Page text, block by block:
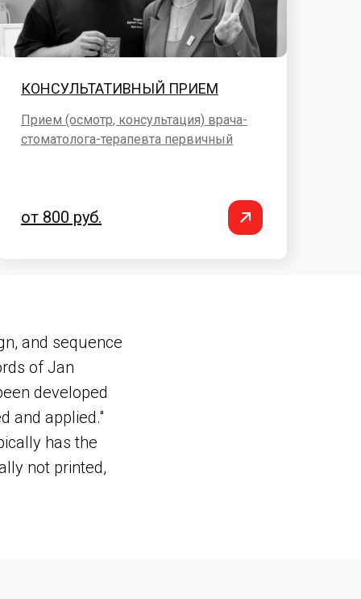
КОНСУЛЬТАТИВНЫЙ ПРИЕМ
Прием (осмотр, консультация) врача-
стоматолога-терапевта первичный
от 800 руб.
and sequence
of Jan
developed
and applied."
has the
not printed,